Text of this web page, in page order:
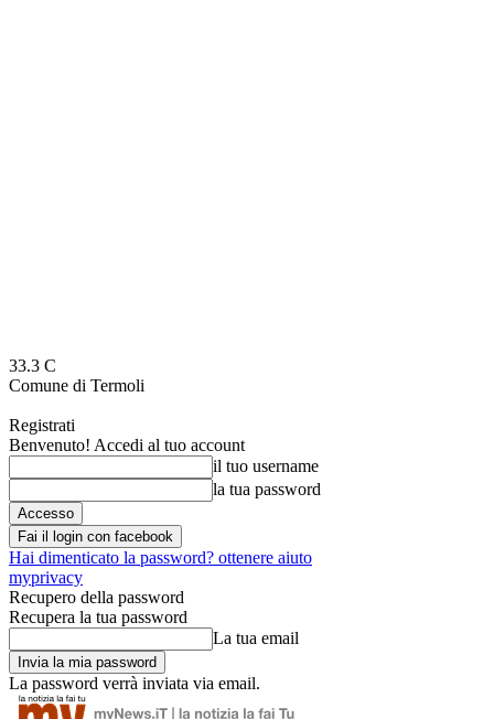
33.3 C
Comune di Termoli
Registrati
Benvenuto! Accedi al tuo account
il tuo username
la tua password
Fai il login con facebook
Hai dimenticato la password? ottenere aiuto
myprivacy
Recupero della password
Recupera la tua password
La tua email
La password verrà inviata via email.